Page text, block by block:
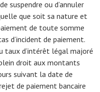
suspendre ou d’annuler
que soit sa nature et
de toute somme
d’incident de paiement.
taux d’intérêt légal majoré
droit aux montants
suivant la date de
de paiement bancaire